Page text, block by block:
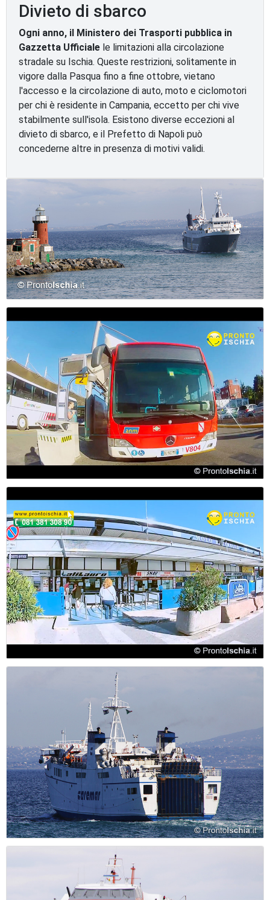
Divieto di sbarco
Ogni anno, il Ministero dei Trasporti pubblica in
Gazzetta Ufficiale le limitazioni alla circolazione
stradale su Ischia. Queste restrizioni, solitamente in
vigore dalla Pasqua fino a fine ottobre, vietano
l'accesso e la circolazione di auto, moto e ciclomotori
per chi è residente in Campania, eccetto per chi vive
stabilmente sull'isola. Esistono diverse eccezioni al
divieto di sbarco, e il Prefetto di Napoli può
concederne altre in presenza di motivi validi.